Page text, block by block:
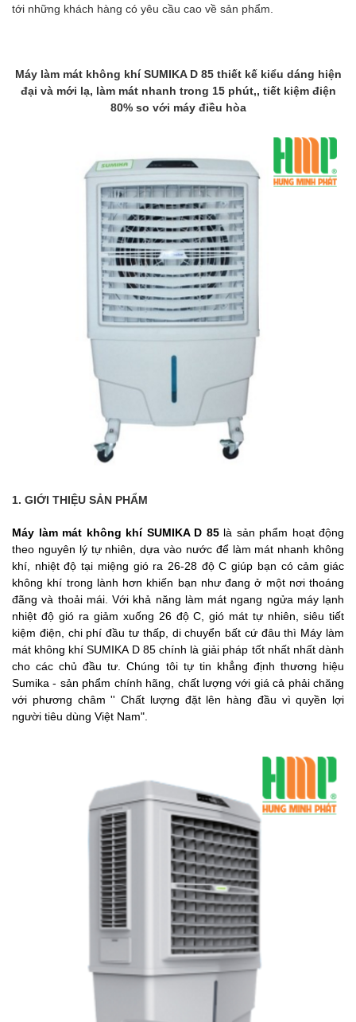
tới những khách hàng có yêu cầu cao về sản phẩm.
Máy làm mát không khí SUMIKA D 85 thiết kế kiểu dáng hiện
đại và mới lạ, làm mát nhanh trong 15 phút,, tiết kiệm điện
80% so với máy điều hòa
1. GIỚI THIỆU SẢN PHẨM
Máy làm mát không khí SUMIKA D 85 là sản phẩm hoạt động
theo nguyên lý tự nhiên, dựa vào nước để làm mát nhanh không
khí, nhiệt độ tại miệng gió ra 26-28 độ C giúp bạn có cảm giác
không khí trong lành hơn khiến bạn như đang ở một nơi thoáng
đãng và thoải mái. Với khả năng làm mát ngang ngửa máy lạnh
nhiệt độ gió ra giảm xuống 26 độ C, gió mát tự nhiên, siêu tiết
kiệm điện, chi phí đầu tư thấp, di chuyển bất cứ đâu thì Máy làm
mát không khí SUMIKA D 85 chính là giải pháp tốt nhất nhất dành
cho các chủ đầu tư. Chúng tôi tự tin khẳng định thương hiệu
Sumika - sản phẩm chính hãng, chất lượng với giá cả phải chăng
với phương châm '' Chất lượng đặt lên hàng đầu vì quyền lợi
người tiêu dùng Việt Nam".